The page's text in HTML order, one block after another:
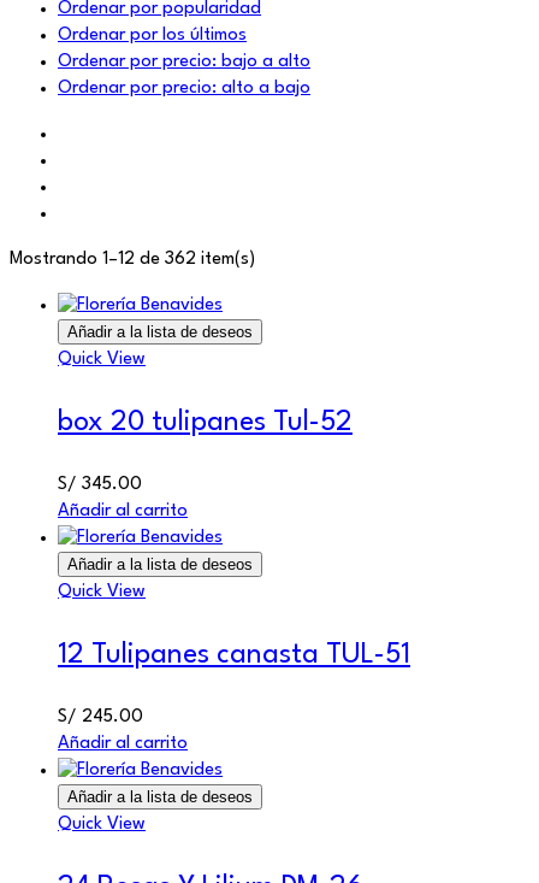
Ordenar por popularidad
Ordenar por los últimos
Ordenar por precio: bajo a alto
Ordenar por precio: alto a bajo
Mostrando 1–12 de 362 item(s)
Añadir a la lista de deseos
Quick View
box 20 tulipanes Tul-52
S/ 345.00
Añadir al carrito
Añadir a la lista de deseos
Quick View
12 Tulipanes canasta TUL-51
S/ 245.00
Añadir al carrito
Añadir a la lista de deseos
Quick View